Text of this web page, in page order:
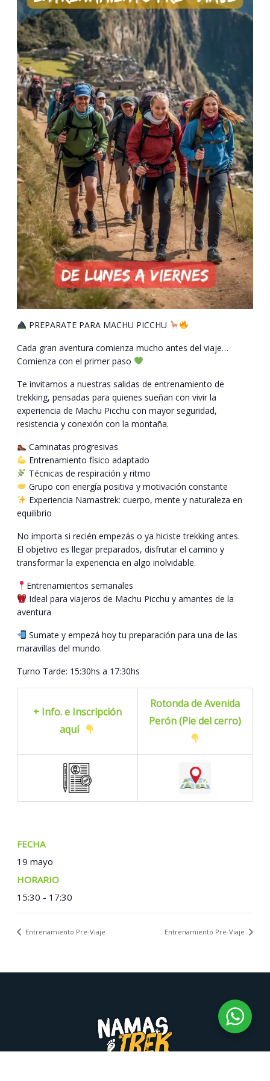
PREPARATE PARA MACHU PICCHU
Cada gran aventura comienza mucho antes del viaje…
Comienza con el primer paso
Te invitamos a nuestras salidas de entrenamiento de
trekking, pensadas para quienes sueñan con vivir la
experiencia de Machu Picchu con mayor seguridad,
resistencia y conexión con la montaña.
Caminatas progresivas
Entrenamiento físico adaptado
Técnicas de respiración y ritmo
Grupo con energía positiva y motivación constante
Experiencia Namastrek: cuerpo, mente y naturaleza en
equilibrio
No importa si recién empezás o ya hiciste trekking antes.
El objetivo es llegar preparados, disfrutar el camino y
transformar la experiencia en algo inolvidable.
Entrenamientos semanales
Ideal para viajeros de Machu Picchu y amantes de la
aventura
Sumate y empezá hoy tu preparación para una de las
maravillas del mundo.
Turno Tarde: 15:30hs a 17:30hs
+ Info. e Inscripción
aquí
Rotonda de Avenida
Perón (Pie del cerro)
FECHA:
19 mayo
15:30 - 17:30
Entrenamiento Pre-Viaje Entrenamiento Pre-Viaje